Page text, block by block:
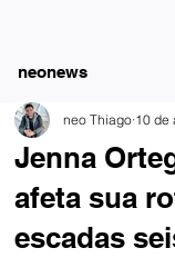
neonews
Jenna
afeta sua
escadas
neo Thiago 10 de